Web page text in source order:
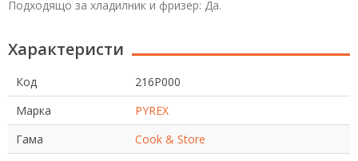
Подходящо за хладилник и фризер: Да.
Характеристи
Код
216P000
Марка
PYREX
Гама
Cook & Store